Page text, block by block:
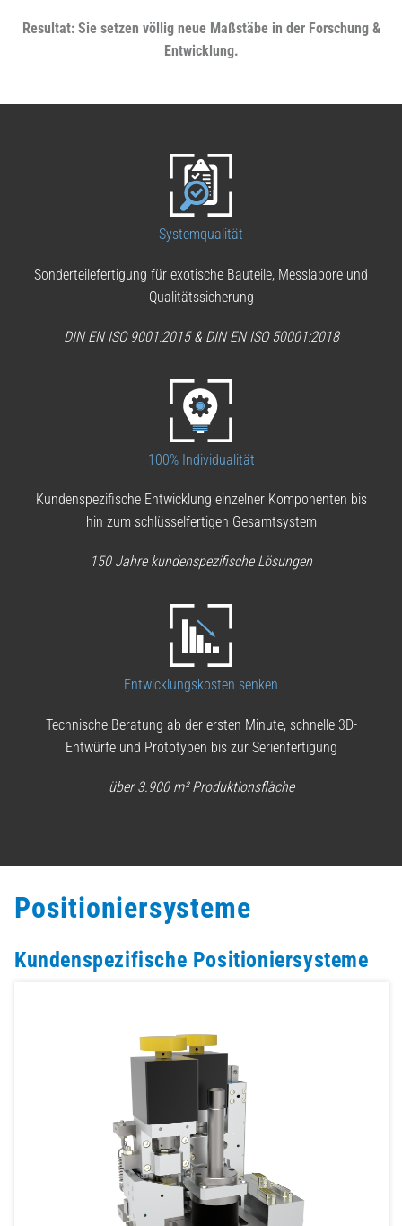
Resultat: Sie setzen völlig neue Maßstäbe in der Forschung &
Entwicklung.
Systemqualität
Sonderteilefertigung für exotische Bauteile, Messlabore und
Qualitätssicherung
DIN EN ISO 9001:2015 & DIN EN ISO 50001:2018
100% Individualität
Kundenspezifische Entwicklung einzelner Komponenten bis
hin zum schlüsselfertigen Gesamtsystem
150 Jahre kundenspezifische Lösungen
Entwicklungskosten senken
Technische Beratung ab der ersten Minute, schnelle 3D-
Entwürfe und Prototypen bis zur Serienfertigung
über 3.900 m² Produktionsfläche
Positioniersysteme
Kundenspezifische Positioniersysteme